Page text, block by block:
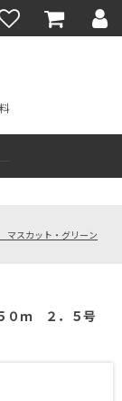
スカット・グリーン
０ｍ ２．５号